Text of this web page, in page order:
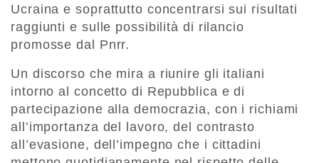
Ucraina e soprattutto concentrarsi sui risultati
raggiunti e sulle possibilità di rilancio
promosse dal Pnrr.
Un discorso che mira a riunire gli italiani
intorno al concetto di Repubblica e di
partecipazione alla democrazia, con i richiami
all’importanza del lavoro, del contrasto
all’evasione, dell’impegno che i cittadini